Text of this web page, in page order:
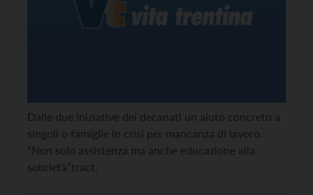
Dalle due iniziative dei decanati un aiuto concreto a
singoli o famiglie in crisi per mancanza di lavoro.
“Non solo assistenza ma anche educazione alla
sobrietà”tract.